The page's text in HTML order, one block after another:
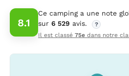
8.1
Ce camping a une note
sur 6 529 avis.
?
Il est classé 75e dans notre